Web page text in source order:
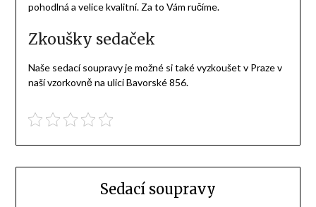
pohodlná a velice kvalitní. Za to Vám ručíme.
Zkoušky sedaček
Naše sedací soupravy je možné si také vyzkoušet v Praze v
naší vzorkovně na ulici Bavorské 856.
Sedací soupravy